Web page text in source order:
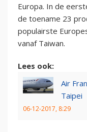
Europa. In de
de toename 23
populairste
vanaf Taiwan.
Lees ook:
Air
Taipei
06-12-2017, 8:29